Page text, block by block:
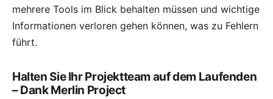
mehrere Tools im Blick behalten müssen und wichtige
Informationen verloren gehen können, was zu Fehlern
führt.
Halten Sie Ihr Projektteam auf dem Laufenden
– Dank Merlin Project